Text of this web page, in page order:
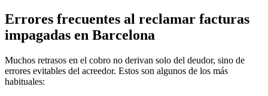
Errores frecuentes al reclamar facturas
impagadas en Barcelona
Muchos retrasos en el cobro no derivan solo del deudor, sino de
errores evitables del acreedor. Estos son algunos de los más
habituales: